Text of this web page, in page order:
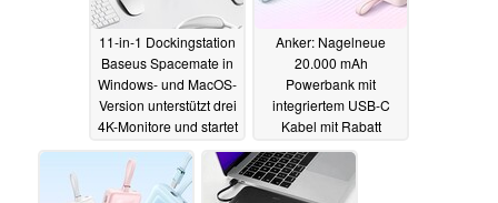
11-in-1 Dockingstation
Baseus Spacemate in
Windows- und MacOS-
Version unterstützt drei
4K-Monitore und startet
mit Rabatt04.07.2024
Anker: Nagelneue
20.000 mAh
Powerbank mit
integriertem USB-C
Kabel mit Rabatt
erhältlich28.06.2024